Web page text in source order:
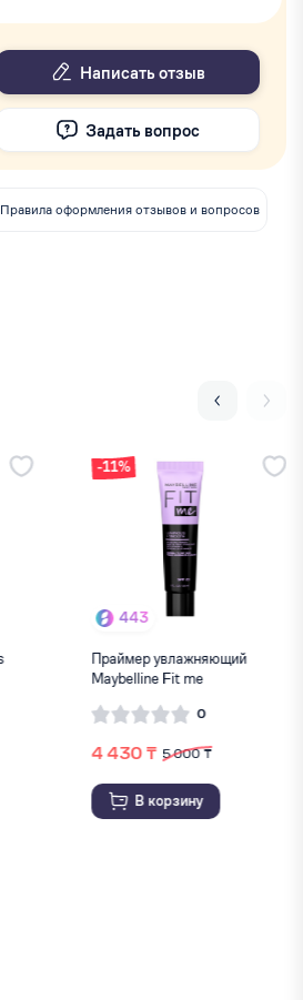
Написать отзыв
Задать вопрос
Правила оформления отзывов и вопросов
652
База под макияж,Bourjois
Healthy Mix Clean&Ve...
0
6 520 ₸ 8 080 ₸
В корзину